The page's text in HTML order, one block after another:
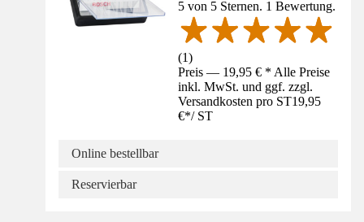
5 von 5 Sternen. 1 Bewertung.
(1)
Preis — 19,95 € * Alle Preise
inkl. MwSt. und ggf. zzgl.
Versandkosten pro ST19,95
€*/ ST
Online bestellbar
Reservierbar